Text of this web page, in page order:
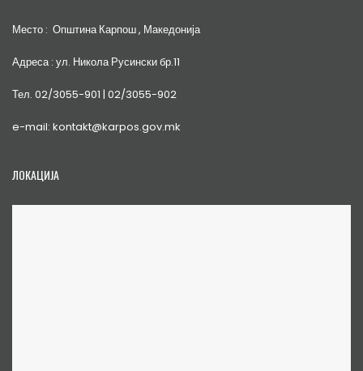
Место : Општина Карпош , Македонија
Адреса : ул. Никола Русински бр.11
Тел. 02/3055-901 | 02/3055-902
e-mail: kontakt@karpos.gov.mk
ЛОКАЦИЈА